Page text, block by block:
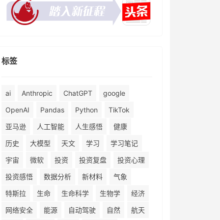
标签
ai Anthropic ChatGPT
google
OpenAI
Pandas Python
TikTok
亚马逊
人工智能 人生感悟
健康
历史
大模型 天文 学习
学习笔记
宇宙
微软 投资 投资复盘
投资心理
投资感悟
数据分析 新材料
气象
特斯拉
生命 生命科学 生物学
经济
网络安全
能源 自动驾驶 自然 航天